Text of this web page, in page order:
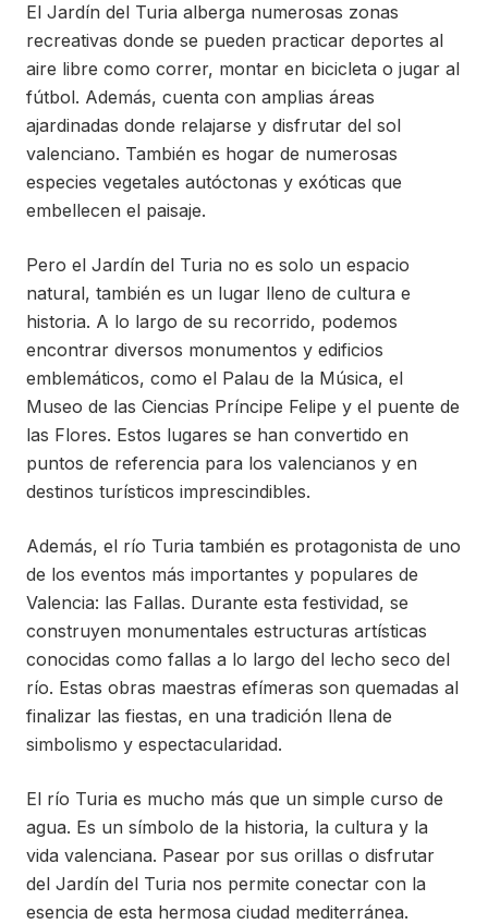
El Jardín del Turia alberga numerosas zonas
recreativas donde se pueden practicar deportes al
aire libre como correr, montar en bicicleta o jugar al
fútbol. Además, cuenta con amplias áreas
ajardinadas donde relajarse y disfrutar del sol
valenciano. También es hogar de numerosas
especies vegetales autóctonas y exóticas que
embellecen el paisaje.
Pero el Jardín del Turia no es solo un espacio
natural, también es un lugar lleno de cultura e
historia. A lo largo de su recorrido, podemos
encontrar diversos monumentos y edificios
emblemáticos, como el Palau de la Música, el
Museo de las Ciencias Príncipe Felipe y el puente de
las Flores. Estos lugares se han convertido en
puntos de referencia para los valencianos y en
destinos turísticos imprescindibles.
Además, el río Turia también es protagonista de uno
de los eventos más importantes y populares de
Valencia: las Fallas. Durante esta festividad, se
construyen monumentales estructuras artísticas
conocidas como fallas a lo largo del lecho seco del
río. Estas obras maestras efímeras son quemadas al
finalizar las fiestas, en una tradición llena de
simbolismo y espectacularidad.
El río Turia es mucho más que un simple curso de
agua. Es un símbolo de la historia, la cultura y la
vida valenciana. Pasear por sus orillas o disfrutar
del Jardín del Turia nos permite conectar con la
esencia de esta hermosa ciudad mediterránea.